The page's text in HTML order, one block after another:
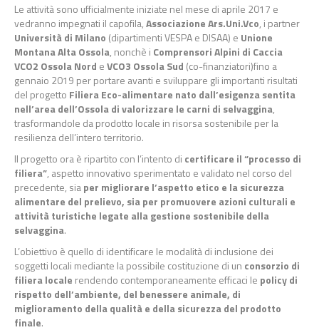
Le attività sono ufficialmente iniziate nel mese di aprile 2017 e
vedranno impegnati il capofila,Associazione Ars.Uni.Vco, i partner
Università di Milano (dipartimenti VESPA e DISAA) e Unione
Montana Alta Ossola, nonchè i Comprensori Alpini di Caccia
VCO2 Ossola Nord eVCO3 Ossola Sud (co-finanziatori)fino a
gennaio 2019 per portare avanti e sviluppare gli importanti risultati
del progetto Filiera Eco-alimentare nato dall’esigenza sentita
nell’area dell’Ossola di valorizzare le carni di selvaggina,
trasformandole da prodotto locale in risorsa sostenibile per la
resilienza dell’intero territorio.
Il progetto ora è ripartito con l’intento di certificare il “processo di
filiera”, aspetto innovativo sperimentato e validato nel corso del
precedente, siaper migliorare l’aspetto etico e la sicurezza
alimentare del prelievo, sia per promuovere azioni culturali e
attività turistiche legate alla gestione sostenibile della
selvaggina.
L’obiettivo è quello di identificare le modalità di inclusione dei
soggetti locali mediante la possibile costituzione di un consorzio di
filiera locale rendendo contemporaneamente efficaci le policy di
rispetto dell’ambiente, del benessere animale, di
miglioramento della qualità e della sicurezza del prodotto
finale.